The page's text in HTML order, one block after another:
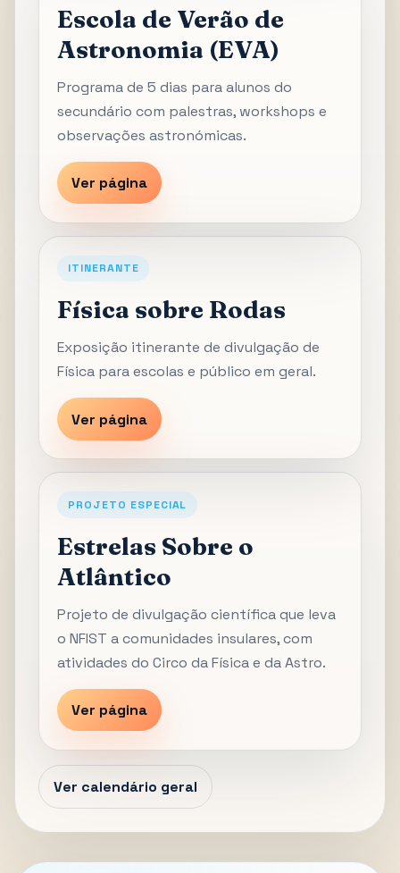
Escola de Verão de
Astronomia (EVA)
Programa de 5 dias para alunos do
secundário com palestras, workshops e
observações astronómicas.
Ver página
ITINERANTE
Física sobre Rodas
Exposição itinerante de divulgação de
Física para escolas e público em geral.
Ver página
PROJETO ESPECIAL
Estrelas Sobre o
Atlântico
Projeto de divulgação científica que leva
o NFIST a comunidades insulares, com
atividades do Circo da Física e da Astro.
Ver página
Ver calendário geral